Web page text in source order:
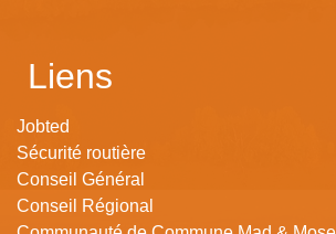
Liens
Jobted
Sécurité routière
Conseil Général
Conseil Régional